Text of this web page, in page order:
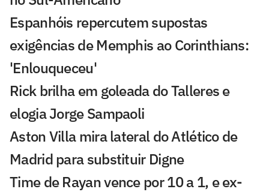
Espanhóis repercutem supostas
exigências de Memphis ao Corinthians:
'Enlouqueceu'
Rick brilha em goleada do Talleres e
elogia Jorge Sampaoli
Aston Villa mira lateral do Atlético de
Madrid para substituir Digne
Time de Rayan vence por 10 a 1, e ex-